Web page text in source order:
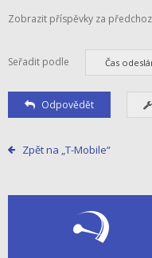
Zobrazit příspěvky za
Seřadit podle
Odpovědět
Zpět na „T-Mobile“